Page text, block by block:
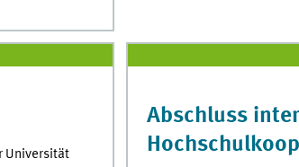
Universität
Abschluss